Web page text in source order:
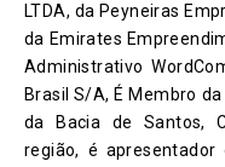
LTDA, da Peyneiras
da Emirates
Administrativo
Brasil S/A, É Membro
da Bacia de Santos,
região, é